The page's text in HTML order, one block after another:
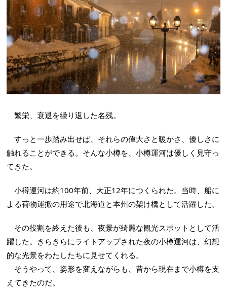
繁栄、衰退を繰り返した名残。
すっと一歩踏み出せば、それらの偉大さと暖かさ、優しさに
触れることができる。そんな小樽を、小樽運河は優しく見守っ
てきた。
小樽運河は約100年前、大正12年につくられた。当時、船に
よる荷物運搬の用途で北海道と本州の架け橋として活躍した。
その役割を終えた後も、夜景が綺麗な観光スポットとして活
躍した。きらきらにライトアップされた夜の小樽運河は、幻想
的な光景をわたしたちに見せてくれる。
そうやって、姿形を変えながらも、昔から現在まで小樽を支
えてきたのだ。